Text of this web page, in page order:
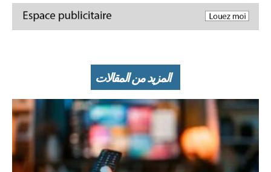
المزيد من المقالات